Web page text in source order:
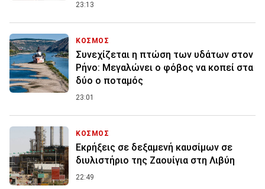
23:13
ΚΟΣΜΟΣ
Συνεχίζεται η πτώση των υδάτων στον
Ρήνο: Μεγαλώνει ο φόβος να κοπεί στα
δύο ο ποταμός
23:01
ΚΟΣΜΟΣ
Εκρήξεις σε δεξαμενή καυσίμων σε
διυλιστήριο της Ζαουίγια στη Λιβύη
22:49